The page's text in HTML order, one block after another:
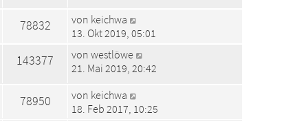
78832 von keichwa
13. Okt 2019, 05:01
143377 von westlöwe
21. Mai 2019, 20:42
78950 von keichwa
18. Feb 2017, 10:25